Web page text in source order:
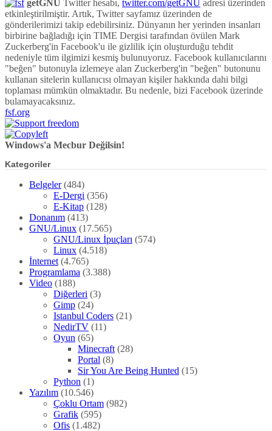
getGNU Twitter hesabı, twitter.com/getGNU adresi üzerinden
etkinleştirilmiştir. Artık, Twitter sayfamız üzerinden de
gönderilerimizi takip edebilirsiniz. Dünyanın her yerinden insanları
birbirine bağladığı için TIME Dergisi tarafından övülen Mark
Zuckerberg'in Facebook'u ile gizlilik için oluşturduğu tehdit
nedeniyle tüm ilgimizi kesmiş bulunuyoruz. Facebook kullanıcılarını
"beğen" butonuyla izlemeye alan Zuckerberg'in "beğen" butonunu
kullanan sitelerin kullanıcısı olmayan kişiler hakkında dahi bilgi
toplaması mümkün olmaktadır. Bu nedenle, bizi Facebook üzerinde
bulamayacaksınız.
fsf.org
Windows'a Mecbur Değilsin!
Kategoriler
Belgeler(484)
E-Dergi (356)
E-Kitap (128)
Donanım (413)
GNU/Linux (17.565)
GNU/Linux İpuçları (574)
Linux (4.518)
İnternet (4.765)
Programlama (3.388)
Video (188)
Diğerleri (3)
Gimp (24)
Istanbul Coders (21)
NedirTV (11)
Oyun (65)
Minecraft (28)
Portal (8)
Sir You Are Being Hunted (15)
Python (1)
Yazılım (10.546)
Çoklu Ortam (982)
Grafik (595)
Ofis (1.482)